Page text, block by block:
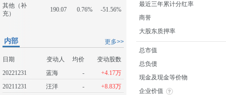
其他（补
充）
190.07 0.76% -51.56%
更多>>
内部
日期 变动人 均价
变动股数
20221231
蓝海 -
+4.17万
20211231
汪洋 -
+8.83万
最近三年累计分红率
商誉
大股东质押率
总市值
总负债
现金及现金等价物
企业价值